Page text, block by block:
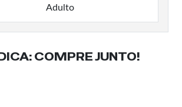
Adulto
COMPRE JUNTO!